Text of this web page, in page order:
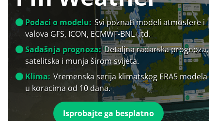
Podaci o modelu: Svi poznati modeli atmosfere i
valova GFS, ICON, ECMWF-BNL+itd.
Sadašnja prognoza: Detaljna radarska prognoza,
satelitska i munja širom svijeta.
Klima: Vremenska serija klimatskog ERA5 modela
u koracima od 10 dana.
Isprobajte ga besplatno